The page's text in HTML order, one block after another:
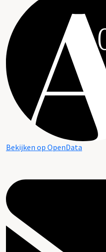
Bekijken op OpenData